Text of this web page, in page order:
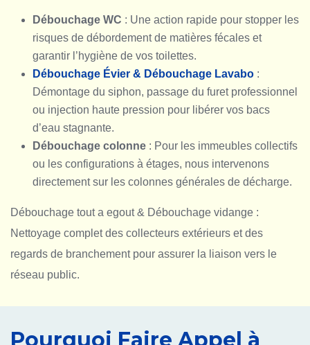
Débouchage WC : Une action rapide pour stopper les
risques de débordement de matières fécales et
garantir l’hygiène de vos toilettes.
Débouchage Évier & Débouchage Lavabo :
Démontage du siphon, passage du furet professionnel
ou injection haute pression pour libérer vos bacs
d’eau stagnante.
Débouchage colonne : Pour les immeubles collectifs
ou les configurations à étages, nous intervenons
directement sur les colonnes générales de décharge.
Débouchage tout a egout & Débouchage vidange :
Nettoyage complet des collecteurs extérieurs et des
regards de branchement pour assurer la liaison vers le
réseau public.
Pourquoi Faire Appel à